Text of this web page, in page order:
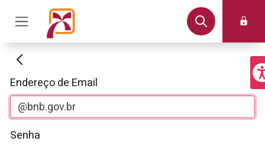
Autenticação
Endereço de Email
Senha